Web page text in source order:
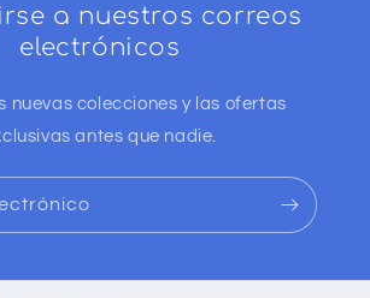
a nuestros correos
electrónicos
nuevas colecciones y las ofertas
antes que nadie.